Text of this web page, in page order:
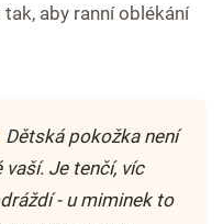
aby ranní oblékání
Dětská pokožka není
Je tenčí, víc
- u miminek to